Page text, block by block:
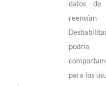
datos
para los